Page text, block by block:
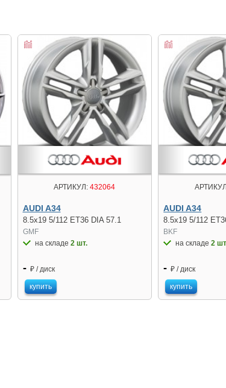
АРТИКУЛ: 432064
AUDI A34
8.5x19 5/112 ET36 DIA 57.1
GMF
на складе 2 шт.
- ₽ / диск
купить
AUDI A34
8.5x19 5/112
BKF
на складе2
- ₽ / диск
купить